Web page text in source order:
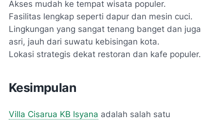
Akses mudah ke tempat wisata populer.
Fasilitas lengkap seperti dapur dan mesin cuci.
Lingkungan yang sangat tenang banget dan juga
asri, jauh dari suwatu kebisingan kota.
Lokasi strategis dekat restoran dan kafe populer.
Kesimpulan
Villa Cisarua KB Isyana adalah salah satu